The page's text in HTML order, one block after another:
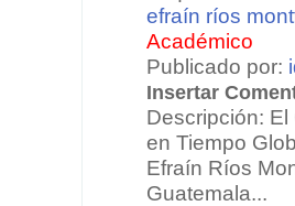
efraín ríos
Académico
Publicado por:
Insertar
Descripción:
en Tiempo
Efraín Ríos
Guatemala...